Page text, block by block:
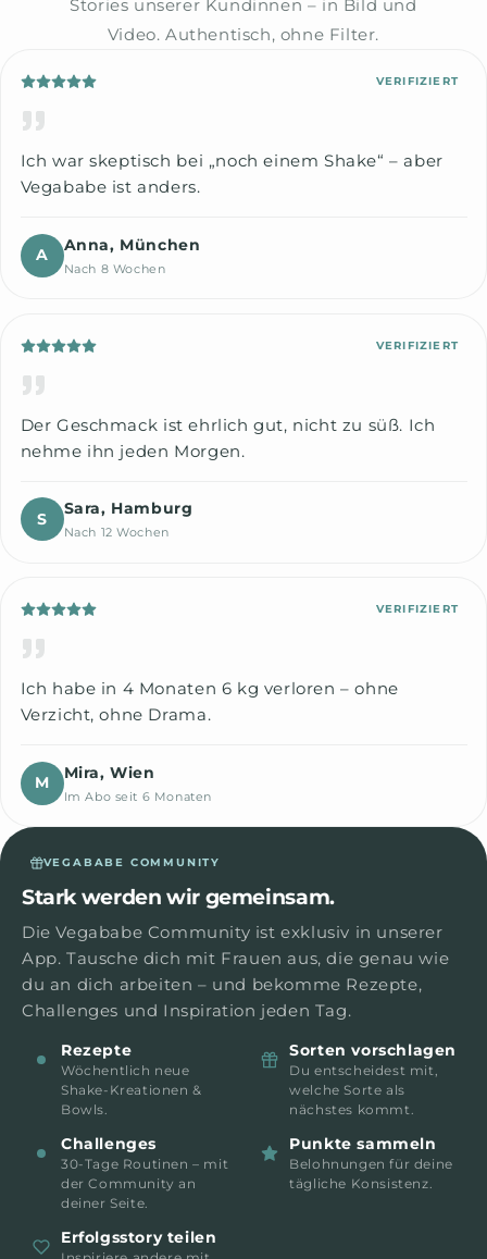
Stories unserer Kundinnen – in Bild und
Video. Authentisch, ohne Filter.
VERIFIZIERT
Ich war skeptisch bei „noch einem Shake“ – aber
Vegababe ist anders.
A
Anna, München
Nach 8 Wochen
VERIFIZIERT
Der Geschmack ist ehrlich gut, nicht zu süß. Ich
nehme ihn jeden Morgen.
S
Sara, Hamburg
Nach 12 Wochen
VERIFIZIERT
Ich habe in 4 Monaten 6 kg verloren – ohne
Verzicht, ohne Drama.
M
Mira, Wien
Im Abo seit 6 Monaten
VEGABABE COMMUNITY
Stark werden wir gemeinsam.
Die Vegababe Community ist exklusiv in unserer
App. Tausche dich mit Frauen aus, die genau wie
du an dich arbeiten – und bekomme Rezepte,
Challenges und Inspiration jeden Tag.
Rezepte
Wöchentlich neue
Shake-Kreationen &
Bowls.
Sorten vorschlagen
Du entscheidest mit,
welche Sorte als
nächstes kommt.
Challenges
30-Tage Routinen – mit
der Community an
deiner Seite.
Punkte sammeln
Belohnungen für deine
tägliche Konsistenz.
Erfolgsstory teilen